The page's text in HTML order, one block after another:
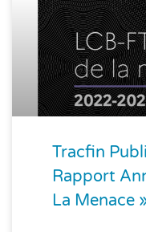
Tracfin
Rapport
La Menace